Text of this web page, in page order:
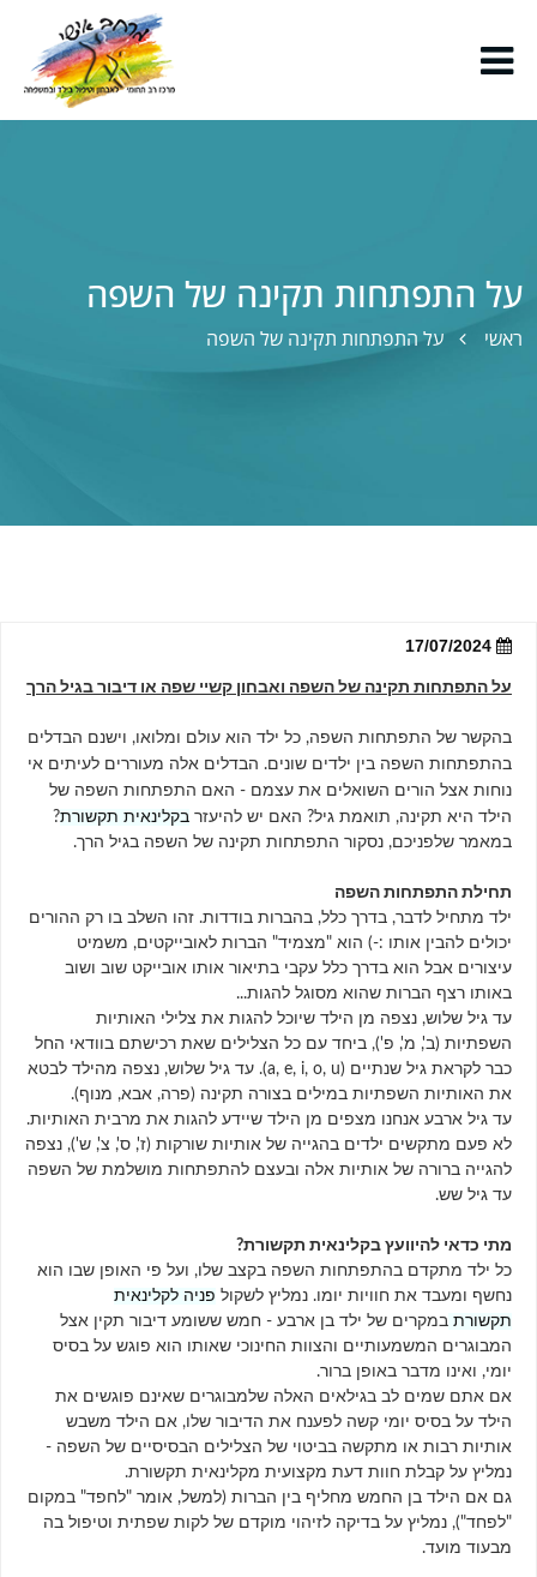
פתיחת תפריט
על התפתחות תקינה של השפה
ראשי על התפתחות תקינה של השפה
על התפתחות תקינה של השפה ואבחון קשיי שפה או דיבור בגיל הרך
בהקשר של התפתחות השפה, כל ילד הוא עולם ומלואו, וישנם הבדלים
בהתפתחות השפה בין ילדים שונים. הבדלים אלה מעוררים לעיתים אי
נוחות אצל הורים השואלים את עצמם - האם התפתחות השפה של
הילד היא תקינה, תואמת גיל? האם יש להיעזר בקלינאית תקשורת?
במאמר שלפניכם, נסקור התפתחות תקינה של השפה בגיל הרך.
תחילת התפתחות השפה
ילד מתחיל לדבר, בדרך כלל, בהברות בודדות. זהו השלב בו רק ההורים
יכולים להבין אותו :-) הוא "מצמיד" הברות לאובייקטים, משמיט
עיצורים אבל הוא בדרך כלל עקבי בתיאור אותו אובייקט שוב ושוב
באותו רצף הברות שהוא מסוגל להגות...
עד גיל שלוש, נצפה מן הילד שיוכל להגות את צלילי האותיות
השפתיות (ב', מ', פ'), ביחד עם כל הצלילים שאת רכישתם בוודאי החל
כבר לקראת גיל שנתיים (a, e, i, o, u). עד גיל שלוש, נצפה מהילד לבטא
את האותיות השפתיות במילים בצורה תקינה (פרה, אבא, מנוף).
עד גיל ארבע אנחנו מצפים מן הילד שיידע להגות את מרבית האותיות.
לא פעם מתקשים ילדים בהגייה של אותיות שורקות (ז', ס', צ', ש'), נצפה
להגייה ברורה של אותיות אלה ובעצם להתפתחות מושלמת של השפה
עד גיל שש.
מתי כדאי להיוועץ בקלינאית תקשורת?
כל ילד מתקדם בהתפתחות השפה בקצב שלו, ועל פי האופן שבו הוא
נחשף ומעבד את חוויות יומו. נמליץ לשקול פניה לקלינאית
תקשורת במקרים של ילד בן ארבע - חמש ששומע דיבור תקין אצל
המבוגרים המשמעותיים והצוות החינוכי שאותו הוא פוגש על בסיס
יומי, ואינו מדבר באופן ברור.
אם אתם שמים לב בגילאים האלה שלמבוגרים שאינם פוגשים את
הילד על בסיס יומי קשה לפענח את הדיבור שלו, אם הילד משבש
אותיות רבות או מתקשה בביטוי של הצלילים הבסיסיים של השפה -
נמליץ על קבלת חוות דעת מקצועית מקלינאית תקשורת.
גם אם הילד בן החמש מחליף בין הברות (למשל, אומר "לחפד" במקום
"לפחד"), נמליץ על בדיקה לזיהוי מוקדם של לקות שפתית וטיפול בה
מבעוד מועד.